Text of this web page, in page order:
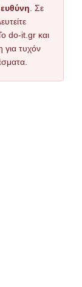
. Σε
do-it.gr και
για τυχόν